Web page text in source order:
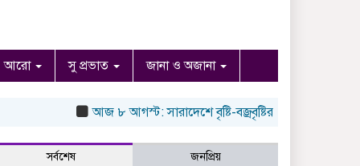
আরো সু প্রভাত জানা ও অজানা
আজ ৮ আগস্ট: সারাদেশে বৃষ্টি-বজ্রবৃষ্টির সম্ভাবনা; থাকবে
সর্বশেষ জনপ্রিয়